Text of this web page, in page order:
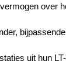
over
uit hun